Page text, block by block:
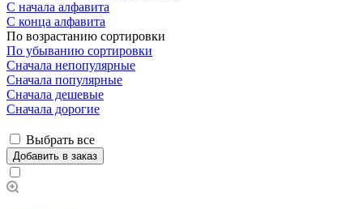
С начала алфавита
С конца алфавита
По возрастанию сортировки
По убыванию сортировки
Сначала непопулярные
Сначала популярные
Сначала дешевые
Сначала дорогие
Выбрать все
Добавить в заказ